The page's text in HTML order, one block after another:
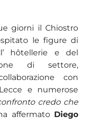
giorni il Chiostro
le figure di
hôtellerie e del
di settore,
con
e numerose
credo che
affermato Diego